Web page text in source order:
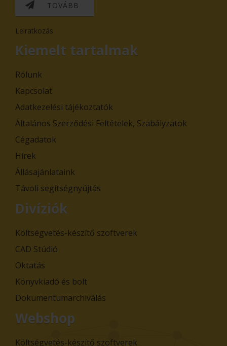
TOVÁBB
Leiratkozás
Kiemelt tartalmak
Rólunk
Kapcsolat
Adatkezelési tájékoztatók
Általános Szerződési Feltételek, Szabályzatok
Cégadatok
Hírek
Állásajánlataink
Távoli segítségnyújtás
Divíziók
Költségvetés-készítő szoftverek
CAD Stúdió
Oktatás
Könyvkiadó és bolt
Dokumentumarchiválás
Webshop
Költségvetés-készítő szoftverek